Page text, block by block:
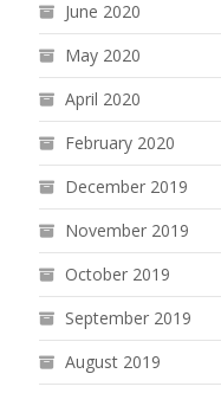
June 2020
May 2020
April 2020
February 2020
December 2019
November 2019
October 2019
September 2019
August 2019